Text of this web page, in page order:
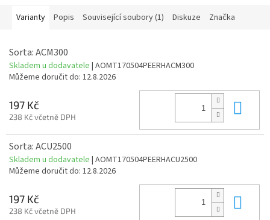
Varianty Popis Související soubory (1) Diskuze Značka
Sorta: ACM300
Skladem u dodavatele | AOMT170504PEERHACM300
Můžeme doručit do: 12.8.2026
197 Kč
238 Kč včetně DPH
Sorta: ACU2500
Skladem u dodavatele | AOMT170504PEERHACU2500
Můžeme doručit do: 12.8.2026
197 Kč
238 Kč včetně DPH